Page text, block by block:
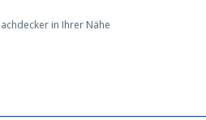
in Ihrer Nähe